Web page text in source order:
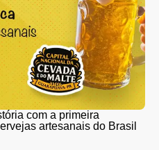
com a primeira
artesanais do Brasil